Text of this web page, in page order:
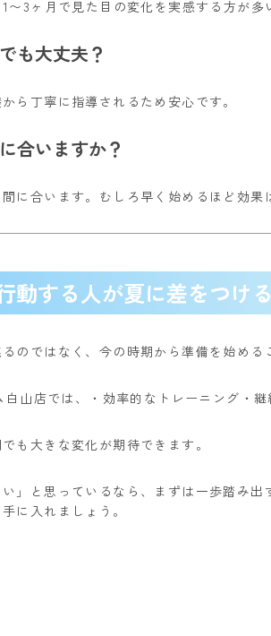
〜3ヶ月で見た目の変化を実感する方が多
も大丈夫？
ら丁寧に指導されるため安心です。
合いますか？
に合います。むしろ早く始めるほど効果
動する人が夏に差をつける
のではなく、今の時期から準備を始める
山店では、 ・効率的なトレーニング ・
も大きな変化が期待できます。
い」と思っているなら、まずは一歩踏み出
に入れましょう。